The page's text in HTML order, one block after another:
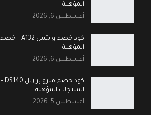
المؤهلة
أغسطس 6, 2026
المؤهلة
أغسطس 6, 2026
المنتجات المؤهلة
أغسطس 5, 2026